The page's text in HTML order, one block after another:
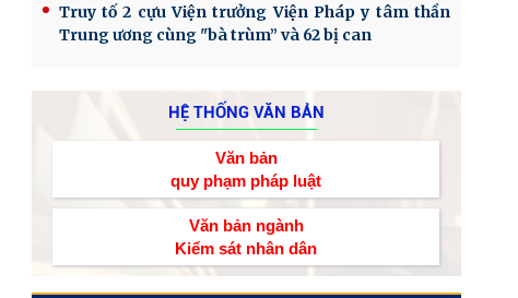
Truy tố 2 cựu Viện trưởng Viện Pháp y tâm thần
Trung ương cùng "bà trùm” và 62 bị can
HỆ THỐNG VĂN BẢN
Văn bản
quy phạm pháp luật
Văn bản ngành
Kiểm sát nhân dân